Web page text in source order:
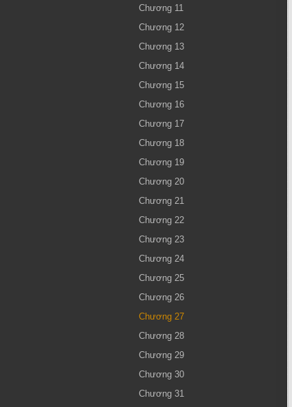
Chương 11
Chương 12
Chương 13
Chương 14
Chương 15
Chương 16
Chương 17
Chương 18
Chương 19
Chương 20
Chương 21
Chương 22
Chương 23
Chương 24
Chương 25
Chương 26
Chương 27
Chương 28
Chương 29
Chương 30
Chương 31